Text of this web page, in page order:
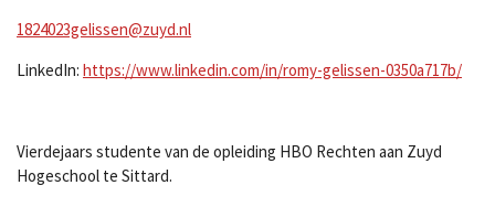
1824023gelissen@zuyd.nl
LinkedIn: https://www.linkedin.com/in/romy-gelissen-0350a717b/
Vierdejaars studente van de opleiding HBO Rechten aan Zuyd
Hogeschool te Sittard.